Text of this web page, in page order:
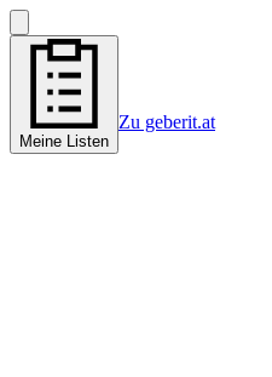
Meine Listen
Zu geberit.at